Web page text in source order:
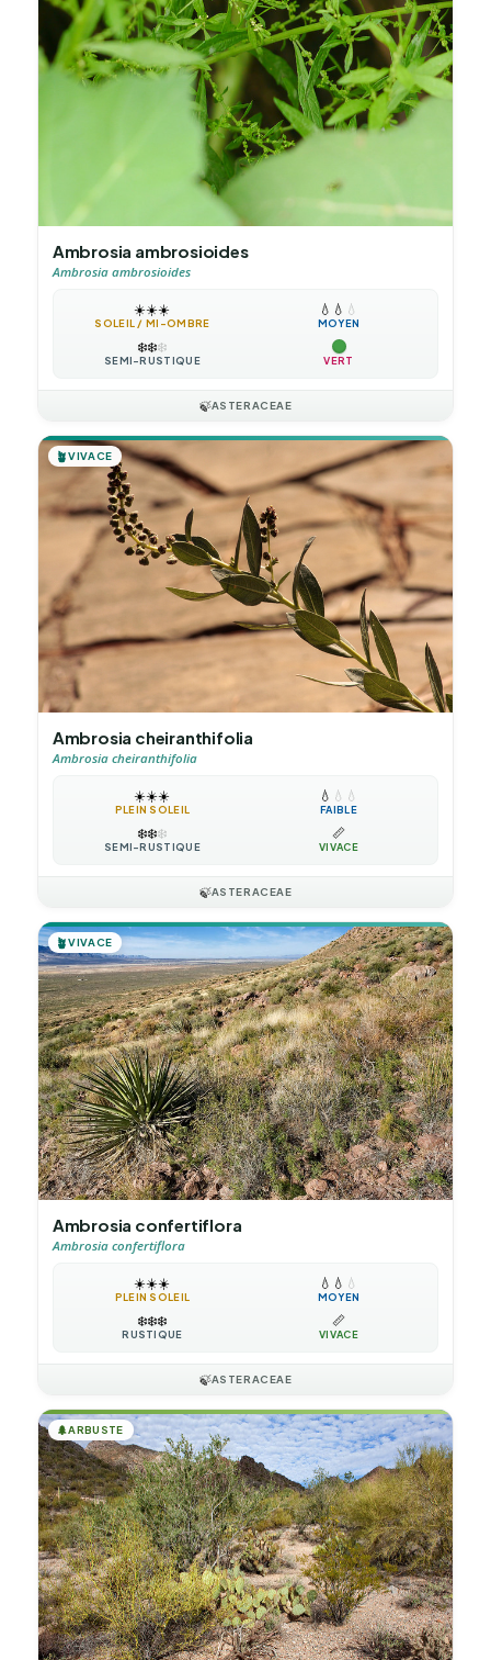
Ambrosia ambrosioides
Ambrosia ambrosioides
☀️☀️☀️
SOLEIL / MI-OMBRE
💧 💧 💧
MOYEN
❄️❄️❄️
SEMI-RUSTIQUE VERT
🍃ASTERACEAE
🪴VIVACE
Ambrosia cheiranthifolia
Ambrosia cheiranthifolia
☀️☀️☀️
PLEIN SOLEIL
💧 💧 💧
FAIBLE
❄️❄️❄️
SEMI-RUSTIQUE
📏
VIVACE
🍃ASTERACEAE
🪴VIVACE
Ambrosia confertiflora
Ambrosia confertiflora
☀️☀️☀️
PLEIN SOLEIL
💧 💧 💧
MOYEN
❄️❄️❄️
RUSTIQUE
📏
VIVACE
🍃ASTERACEAE
🌲ARBUSTE